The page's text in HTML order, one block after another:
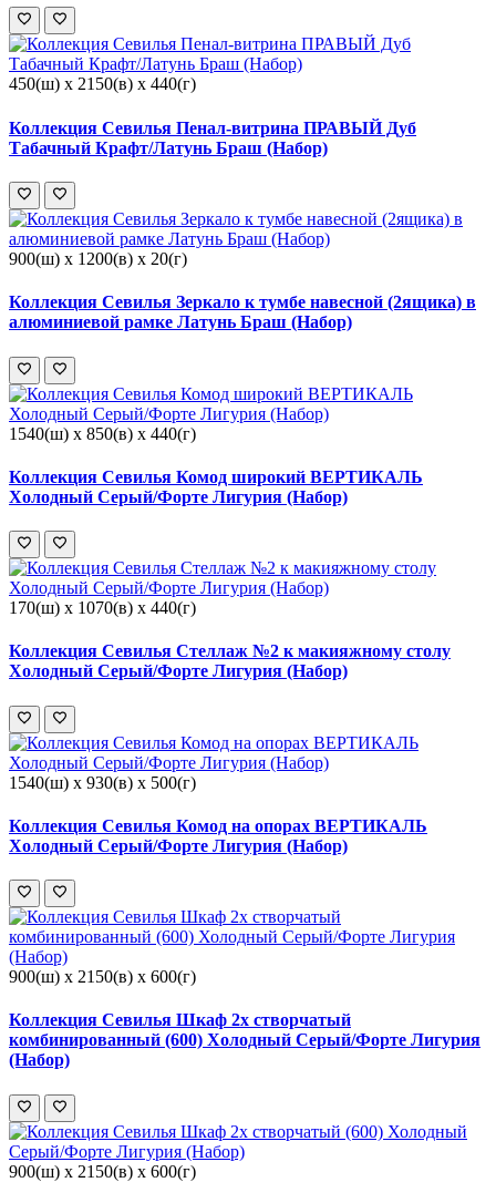
450(ш) x 2150(в) x 440(г)
Коллекция Севилья Пенал-витрина ПРАВЫЙ Дуб
Табачный Крафт/Латунь Браш (Набор)
900(ш) x 1200(в) x 20(г)
Коллекция Севилья Зеркало к тумбе навесной (2ящика) в
алюминиевой рамке Латунь Браш (Набор)
1540(ш) x 850(в) x 440(г)
Коллекция Севилья Комод широкий ВЕРТИКАЛЬ
Холодный Серый/Форте Лигурия (Набор)
170(ш) x 1070(в) x 440(г)
Коллекция Севилья Стеллаж №2 к макияжному столу
Холодный Серый/Форте Лигурия (Набор)
1540(ш) x 930(в) x 500(г)
Коллекция Севилья Комод на опорах ВЕРТИКАЛЬ
Холодный Серый/Форте Лигурия (Набор)
900(ш) x 2150(в) x 600(г)
Коллекция Севилья Шкаф 2х створчатый
комбинированный (600) Холодный Серый/Форте Лигурия
(Набор)
900(ш) x 2150(в) x 600(г)